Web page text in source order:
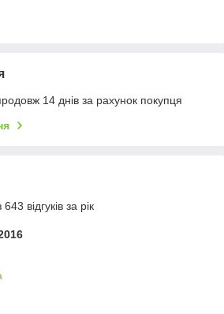
14 днів за рахунок покупця
відгуків за рік